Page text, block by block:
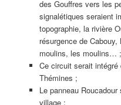
des Gouffres vers les
signalétiques seraient
topographie, la rivière
résurgence de
moulins, les moulins… ;
Ce circuit serait
Thémines ;
Le panneau
village ;